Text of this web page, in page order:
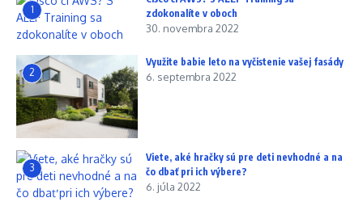
1
zdokonalíte v oboch
30. novembra 2022
2
Využite babie leto na vyčistenie vašej fasády
6. septembra 2022
3
Viete, aké hračky sú pre deti nevhodné a na
čo dbať pri ich výbere?
6. júla 2022